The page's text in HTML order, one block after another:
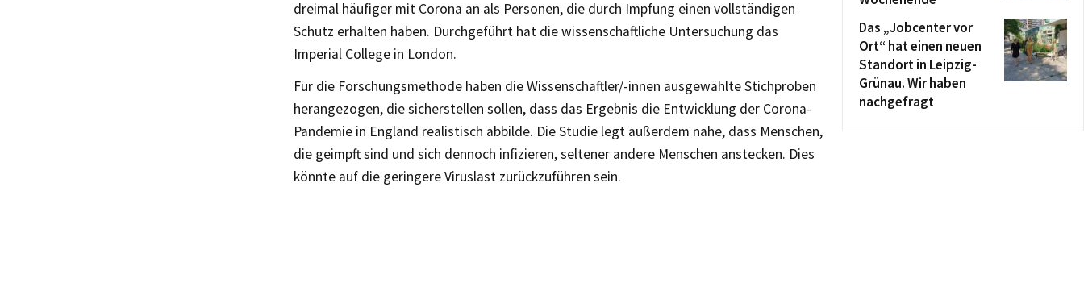
dreimal häufiger mit Corona an als Personen, die durch Impfung einen vollständigen
Schutz erhalten haben. Durchgeführt hat die wissenschaftliche Untersuchung das
Imperial College in London.
Für die Forschungsmethode haben die Wissenschaftler/-innen ausgewählte Stichproben
herangezogen, die sicherstellen sollen, dass das Ergebnis die Entwicklung der Corona-
Pandemie in England realistisch abbilde. Die Studie legt außerdem nahe, dass Menschen,
die geimpft sind und sich dennoch infizieren, seltener andere Menschen anstecken. Dies
könnte auf die geringere Viruslast zurückzuführen sein.
Das „Jobcenter vor
Ort“ hat einen neuen
Standort in Leipzig-
Grünau. Wir haben
nachgefragt